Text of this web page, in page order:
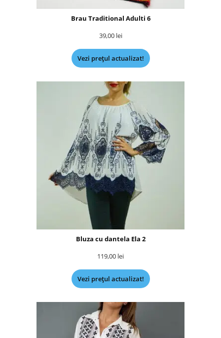
Brau Traditional Adulti 6
39,00 lei
Vezi prețul actualizat!
Bluza cu dantela Ela 2
119,00 lei
Vezi prețul actualizat!